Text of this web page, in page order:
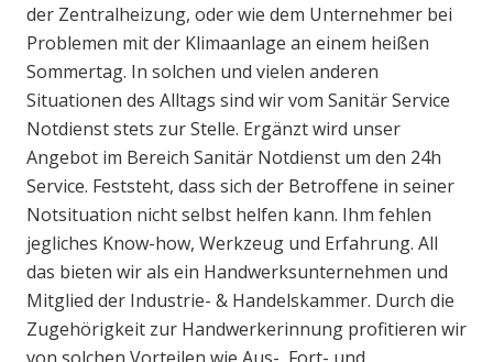
der Zentralheizung, oder wie dem Unternehmer bei
Problemen mit der Klimaanlage an einem heißen
Sommertag. In solchen und vielen anderen
Situationen des Alltags sind wir vom Sanitär Service
Notdienst stets zur Stelle. Ergänzt wird unser
Angebot im Bereich Sanitär Notdienst um den 24h
Service. Feststeht, dass sich der Betroffene in seiner
Notsituation nicht selbst helfen kann. Ihm fehlen
jegliches Know-how, Werkzeug und Erfahrung. All
das bieten wir als ein Handwerksunternehmen und
Mitglied der Industrie- & Handelskammer. Durch die
Zugehörigkeit zur Handwerkerinnung profitieren wir